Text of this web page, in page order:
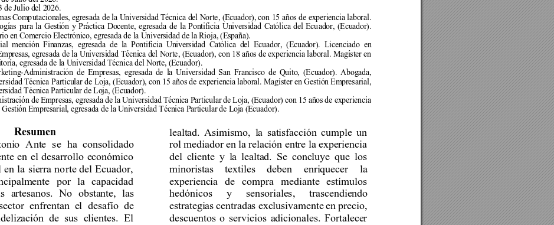
de Julio del 2026.
Computacionales, egresada de la Universidad Técnica del Norte, (Ecuador), con 15 años de experiencia laboral.
para la Gestión y Práctica Docente, egresada de la Pontificia Universidad Católica del Ecuador, (Ecuador).
en Comercio Electrónico, egresada de la Universidad de la Rioja, (España).
mención Finanzas, egresada de la Pontificia Universidad Católica del Ecuador, (Ecuador). Licenciado en
egresada de la Universidad Técnica del Norte, (Ecuador), con 18 años de experiencia laboral. Magíster en
egresada de la Universidad Técnica del Norte, (Ecuador).
Administración de Empresas, egresada de la Universidad San Francisco de Quito, (Ecuador). Abogada,
Técnica Particular de Loja, (Ecuador), con 15 años de experiencia laboral . Magíster en Gestión Empresarial ,
Técnica Particular de Loja, (Ecuador).
de Empresas, egresada de la Universidad Técnica Particular de Loja, (Ecuador) con 15 años de experiencia
Empresarial, egresada de la Universidad Técnica Particular de Loja (Ecuador).
Resumen
Ante se ha consolidado
en el desarrollo económico
en la sierra norte del Ecuador,
por la capacidad
artesanos. No obstante, las
sector enfrentan el desafío de
de sus clientes. El
lealtad. Asimismo, la satisfacción cumple un
rol mediador en la relación entre la experiencia
del cliente y la lealtad. Se concluye que los
minoristas
textiles deben enriquecer
la
experiencia
de compra mediante estímulos
hedónicos
y sensoriales,
trascendiendo
estrategias centradas exclusivamente en precio,
descuentos o servicios adicionales. Fortalecer